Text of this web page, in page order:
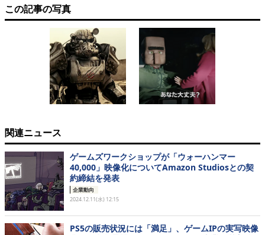
この記事の写真
関連ニュース
ゲームズワークショップが「ウォーハンマー
40,000」映像化についてAmazon Studiosとの契
約締結を発表
企業動向
2024.12.11(水) 12:15
PS5の販売状況には「満足」、ゲームIPの実写映像